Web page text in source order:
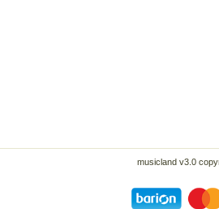
musicland v3.0